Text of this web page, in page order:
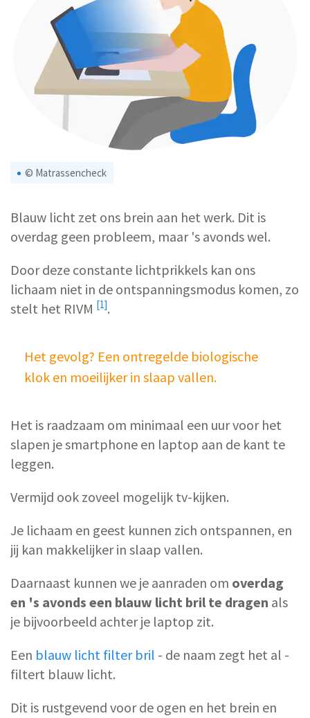
© Matrassencheck
Blauw licht zet ons brein aan het werk. Dit is
overdag geen probleem, maar 's avonds wel.
Door deze constante lichtprikkels kan ons
lichaam niet in de ontspanningsmodus komen, zo
stelt het RIVM [1].
Het gevolg? Een ontregelde biologische
klok en moeilijker in slaap vallen.
Het is raadzaam om minimaal een uur voor het
slapen je smartphone en laptop aan de kant te
leggen.
Vermijd ook zoveel mogelijk tv-kijken.
Je lichaam en geest kunnen zich ontspannen, en
jij kan makkelijker in slaap vallen.
Daarnaast kunnen we je aanraden om overdag
en 's avonds een blauw licht bril te dragen als
je bijvoorbeeld achter je laptop zit.
Een blauw licht filter bril - de naam zegt het al -
filtert blauw licht.
Dit is rustgevend voor de ogen en het brein en